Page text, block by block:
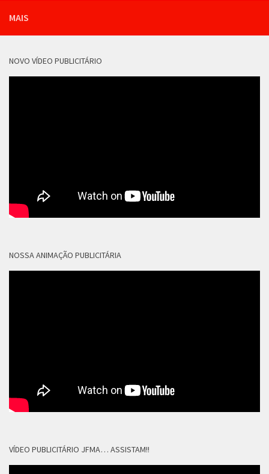
MAIS
NOVO VÍDEO PUBLICITÁRIO
NOSSA ANIMAÇÃO PUBLICITÁRIA
VÍDEO PUBLICITÁRIO JFMA… ASSISTAM!!